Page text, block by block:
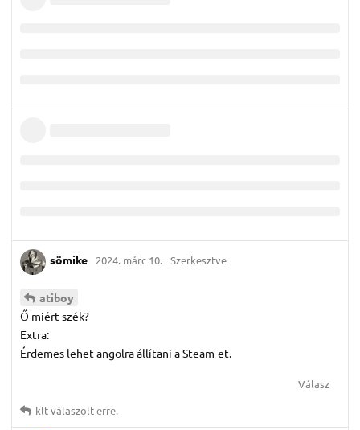
sömike 2024. márc 10. Szerkesztve
atiboy
Ő miért szék?
Extra:
Érdemes lehet angolra állítani a Steam-et.
Válasz
kltválaszolt erre.